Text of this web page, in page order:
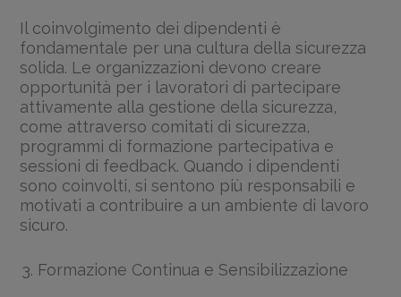
Il coinvolgimento dei dipendenti è
fondamentale per una cultura della sicurezza
solida. Le organizzazioni devono creare
opportunità per i lavoratori di partecipare
attivamente alla gestione della sicurezza,
come attraverso comitati di sicurezza,
programmi di formazione partecipativa e
sessioni di feedback. Quando i dipendenti
sono coinvolti, si sentono più responsabili e
motivati a contribuire a un ambiente di lavoro
sicuro.
Formazione Continua e Sensibilizzazione